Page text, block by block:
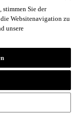
Sie der
Websitenavigation zu
unsere